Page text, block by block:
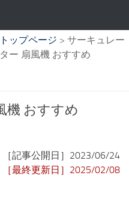
トップページ > サーキュレー
ター 扇風機 おすすめ
機 おすすめ
［記事公開日］2023/06/24
［最終更新日］2025/02/08